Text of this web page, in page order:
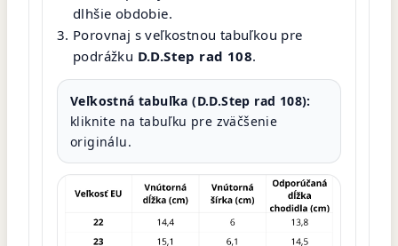
dlhšie obdobie.
Porovnaj s veľkostnou tabuľkou pre
podrážku D.D.Step rad 108.
Veľkostná tabuľka (D.D.Step rad 108):
kliknite na tabuľku pre zväčšenie
originálu.